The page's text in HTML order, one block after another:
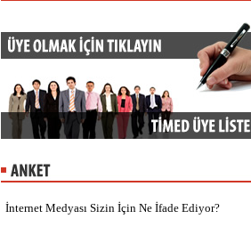
İnternet Medyası Sizin İçin Ne İfade Ediyor?